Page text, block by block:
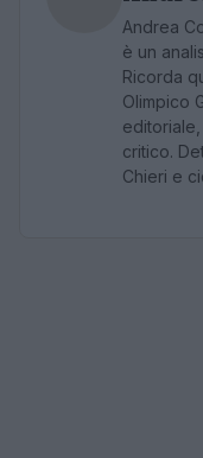
Andrea
è un
Ricorda
Olimpico
critico.
Chieri e